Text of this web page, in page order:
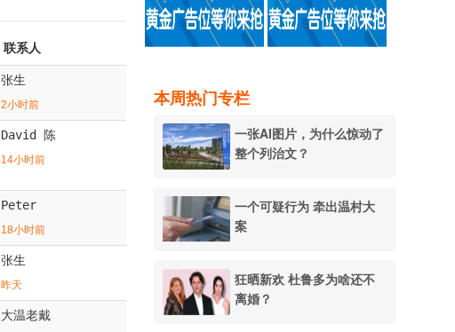
联系人
张生
2小时前
David 陈
14小时前
Peter
18小时前
张生
昨天
大温老戴
本周热门专栏
一张AI图片，为什么惊动了
整个列治文？
一个可疑行为 牵出温村大
案
狂晒新欢 杜鲁多为啥还不
离婚？